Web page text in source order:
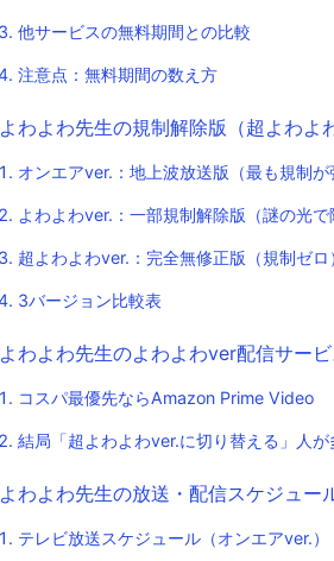
他サービスの無料期間との比較
注意点：無料期間の数え方
よわよわ先生の規制解除版（超よわ
オンエアver.：地上波放送版（最も規制が
よわよわver.：一部規制解除版（謎の光で
超よわよわver.：完全無修正版（規制ゼロ
3バージョン比較表
よわよわ先生のよわよわver配信サー
コスパ最優先ならAmazon Prime Video
結局「超よわよわver.に切り替える」人が
よわよわ先生の放送・配信スケジュー
テレビ放送スケジュール（オンエアver.）